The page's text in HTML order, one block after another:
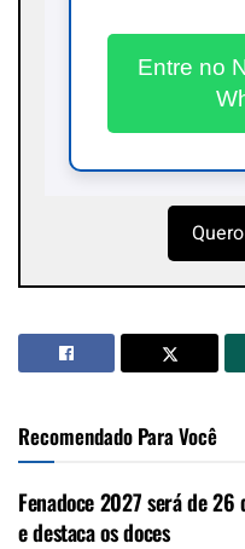
Entre no
Recomendado Para Você
Fenadoce 2027 será de
e destaca os doces